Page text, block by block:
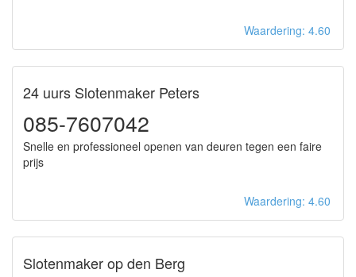
Waardering: 4.60
24 uurs Slotenmaker Peters
085-7607042
Snelle en professioneel openen van deuren tegen een faire
prijs
Waardering: 4.60
Slotenmaker op den Berg